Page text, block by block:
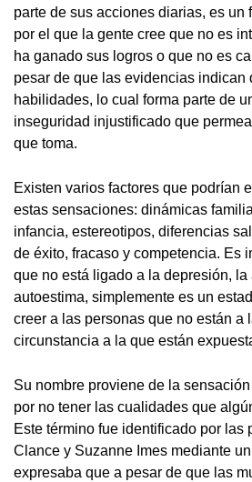
parte de sus acciones diarias, es un
por el que la gente cree que no es
ha ganado sus logros o que no es
pesar de que las evidencias indican
habilidades, lo cual forma parte de
inseguridad injustificado que
que toma.
Existen varios factores que podrían
estas sensaciones: dinámicas
infancia, estereotipos, diferencias
de éxito, fracaso y competencia. Es
que no está ligado a la depresión, la
autoestima, simplemente es un
creer a las personas que no están a
circunstancia a la que están
Su nombre proviene de la
por no tener las cualidades que
Este término fue identificado por las
Clance y Suzanne Imes mediante
expresaba que a pesar de que las